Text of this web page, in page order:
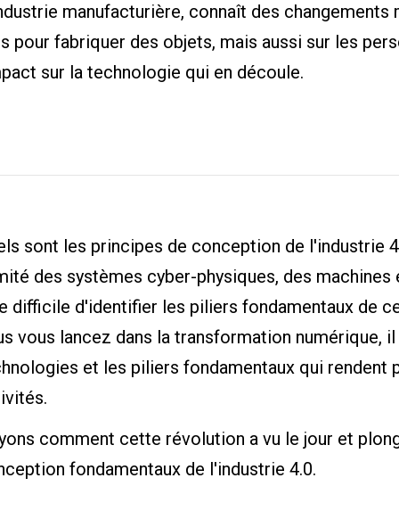
manufacturière, connaît des
fabriquer des objets, mais aussi sur les
sur la technologie qui en découle.
sont les principes de conception de l'industrie
des systèmes cyber-physiques, des
difficile d'identifier les piliers fondamentaux de
vous lancez dans la transformation numérique,
et les piliers fondamentaux qui rendent
comment cette révolution a vu le jour et
fondamentaux de l'industrie 4.0.